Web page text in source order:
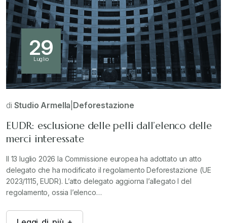
29
Luglio
di Studio Armella Deforestazione
EUDR: esclusione delle pelli dall’elenco delle
merci interessate
Il 13 luglio 2026 la Commissione europea ha adottato un atto
delegato che ha modificato il regolamento Deforestazione (UE
2023/1115, EUDR). L’atto delegato aggiorna l’allegato I del
regolamento, ossia l’elenco…